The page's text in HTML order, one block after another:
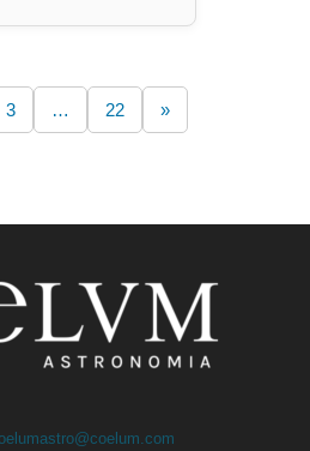
3 … 22 »